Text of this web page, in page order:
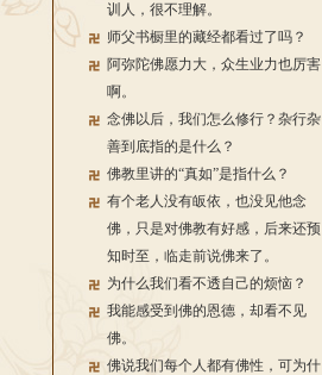
训人，很不理解。
师父书橱里的藏经都看过了吗？
阿弥陀佛愿力大，众生业力也厉害
啊。
念佛以后，我们怎么修行？杂行杂
善到底指的是什么？
佛教里讲的“真如”是指什么？
有个老人没有皈依，也没见他念
佛，只是对佛教有好感，后来还预
知时至，临走前说佛来了。
为什么我们看不透自己的烦恼？
我能感受到佛的恩德，却看不见
佛。
佛说我们每个人都有佛性，可为什